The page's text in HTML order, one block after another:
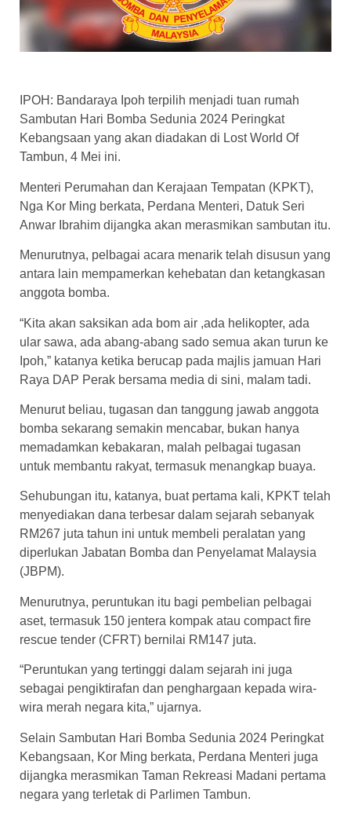
IPOH: Bandaraya Ipoh terpilih menjadi tuan rumah
Sambutan Hari Bomba Sedunia 2024 Peringkat
Kebangsaan yang akan diadakan di Lost World Of
Tambun, 4 Mei ini.
Menteri Perumahan dan Kerajaan Tempatan (KPKT),
Nga Kor Ming berkata, Perdana Menteri, Datuk Seri
Anwar Ibrahim dijangka akan merasmikan sambutan itu.
Menurutnya, pelbagai acara menarik telah disusun yang
antara lain mempamerkan kehebatan dan ketangkasan
anggota bomba.
“Kita akan saksikan ada bom air ,ada helikopter, ada
ular sawa, ada abang-abang sado semua akan turun ke
Ipoh,” katanya ketika berucap pada majlis jamuan Hari
Raya DAP Perak bersama media di sini, malam tadi.
Menurut beliau, tugasan dan tanggung jawab anggota
bomba sekarang semakin mencabar, bukan hanya
memadamkan kebakaran, malah pelbagai tugasan
untuk membantu rakyat, termasuk menangkap buaya.
Sehubungan itu, katanya, buat pertama kali, KPKT telah
menyediakan dana terbesar dalam sejarah sebanyak
RM267 juta tahun ini untuk membeli peralatan yang
diperlukan Jabatan Bomba dan Penyelamat Malaysia
(JBPM).
Menurutnya, peruntukan itu bagi pembelian pelbagai
aset, termasuk 150 jentera kompak atau compact fire
rescue tender (CFRT) bernilai RM147 juta.
“Peruntukan yang tertinggi dalam sejarah ini juga
sebagai pengiktirafan dan penghargaan kepada wira-
wira merah negara kita,” ujarnya.
Selain Sambutan Hari Bomba Sedunia 2024 Peringkat
Kebangsaan, Kor Ming berkata, Perdana Menteri juga
dijangka merasmikan Taman Rekreasi Madani pertama
negara yang terletak di Parlimen Tambun.